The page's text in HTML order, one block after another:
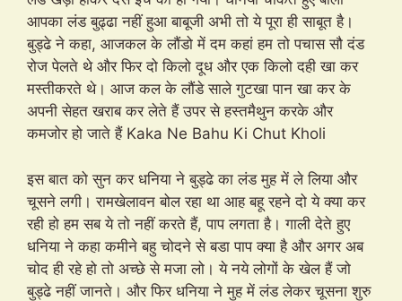
आपका लंड बुढ्ढा नहीं हुआ बाबूजी अभी तो ये पूरा ही साबूत है।
बुड्ढे ने कहा, आजकल के लौंडो में दम कहां हम तो पचास सौ दंड
रोज पेलते थे और फिर दो किलो दूध और एक किलो दही खा कर
मस्तीकरते थे। आज कल के लौंडे साले गुटखा पान खा कर के
अपनी सेहत खराब कर लेते हैं उपर से हस्तमैथुन करके और
कमजोर हो जाते हैं Kaka Ne Bahu Ki Chut Kholi
इस बात को सुन कर धनिया ने बुड्ढे का लंड मुह में ले लिया और
चूसने लगी। रामखेलावन बोल रहा था आह बहू रहने दो ये क्या कर
रही हो हम सब ये तो नहीं करते हैं, पाप लगता है। गाली देते हुए
धनिया ने कहा कमीने बहु चोदने से बडा पाप क्या है और अगर अब
चोद ही रहे हो तो अच्छे से मजा लो। ये नये लोगों के खेल हैं जो
बुड्ढे नहीं जानते। और फिर धनिया ने मुह में लंड लेकर चूसना शुरु